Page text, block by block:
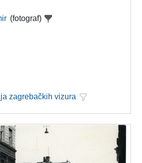
(fotograf)
zagrebačkih vizura